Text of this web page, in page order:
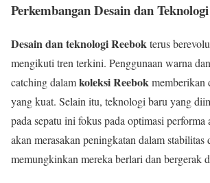
Perkembangan Desain dan Teknologi
Desain dan teknologi Reebokterus
mengikuti tren terkini. Penggunaan warna
catching dalamkoleksi Reebokmemberikan
yang kuat. Selain itu, teknologi baru yang
pada sepatu ini fokus pada optimasi performa
akan merasakan peningkatan dalam
memungkinkan mereka berlari dan bergerak